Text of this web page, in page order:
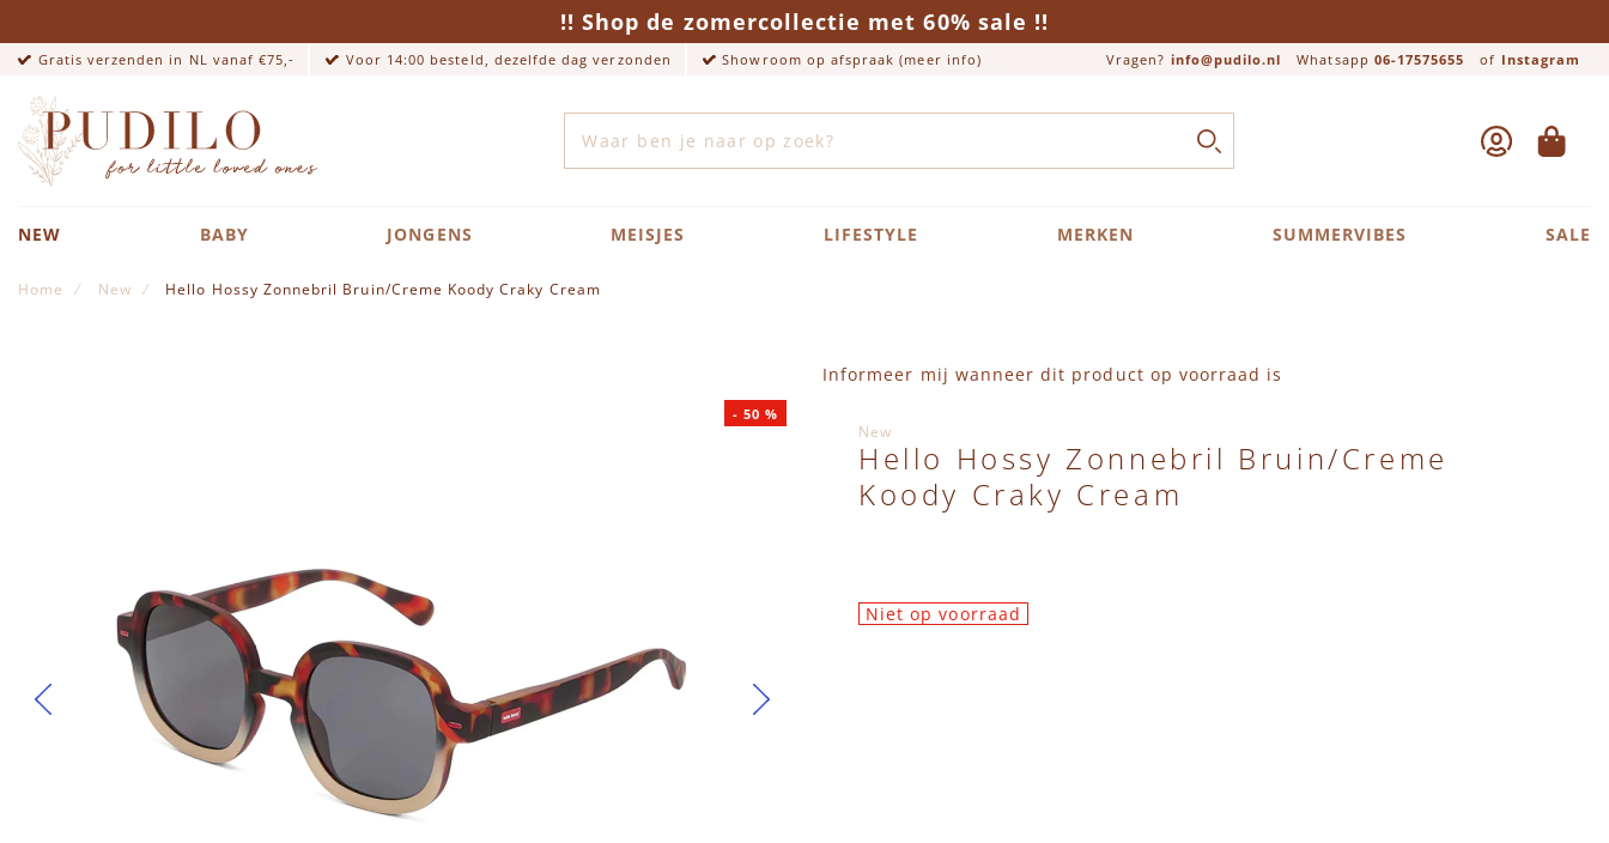
!! Shop de zomercollectie met 60% sale !!
Gratis verzenden in NL vanaf €75,- Voor 14:00 besteld, dezelfde dag verzonden Showroom op afspraak (meer info) Vragen? info@pudilo.nl Whatsapp 06-17575655 of Instagram
Close search
ZOEK ACCOUNT
NEW BABY JONGENS MEISJES LIFESTYLE MERKEN SUMMERVIBES SALE
Home New Hello Hossy Zonnebril Bruin/Creme Koody Craky Cream
- 50 %
Informeer mij wanneer dit product op voorraad is
New
Hello Hossy Zonnebril Bruin/Creme
Koody Craky Cream
Niet op voorraad